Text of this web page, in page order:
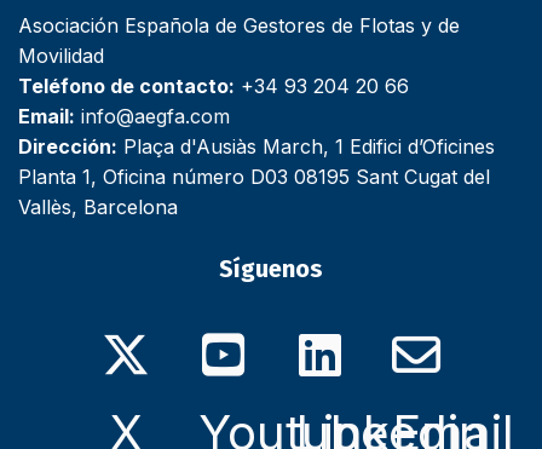
Asociación Española de Gestores de Flotas y de
Movilidad
Teléfono de contacto: +34 93 204 20 66
Email: info@aegfa.com
Dirección: Plaça d'Ausiàs March, 1 Edifici d’Oficines
Planta 1, Oficina número D03 08195 Sant Cugat del
Vallès, Barcelona
Síguenos
X YoutubeLinkedin
Email